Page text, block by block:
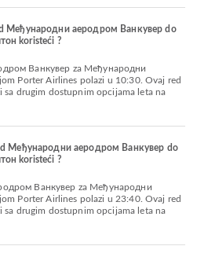
Међународни аеродром Ванкувер do
koristeći ?
Porter Airlines polazi u 10:30. Ovaj red
sa drugim dostupnim opcijama leta na
Међународни аеродром Ванкувер do
koristeći ?
Porter Airlines polazi u 23:40. Ovaj red
sa drugim dostupnim opcijama leta na